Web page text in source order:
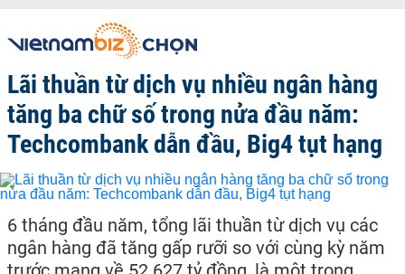
Lãi thuần từ dịch vụ nhiều ngân hàng
tăng ba chữ số trong nửa đầu năm:
Techcombank dẫn đầu, Big4 tụt hạng
6 tháng đầu năm, tổng lãi thuần từ dịch vụ các
ngân hàng đã tăng gấp rưỡi so với cùng kỳ năm